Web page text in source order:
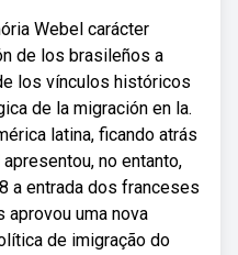
Webel carácter
de los brasileños a
los vínculos históricos
de la migración en la.
latina, ficando atrás
no entanto,
a entrada dos franceses
aprovou uma nova
de imigração do